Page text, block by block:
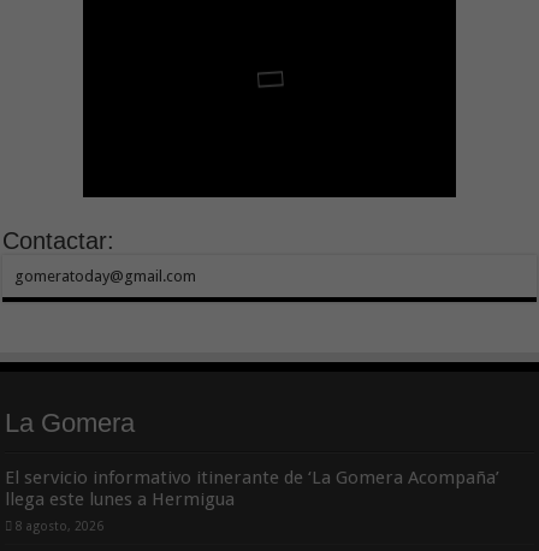
Contactar:
gomeratoday@gmail.com
La Gomera
El servicio informativo itinerante de ‘La Gomera Acompaña’
llega este lunes a Hermigua
8 agosto, 2026